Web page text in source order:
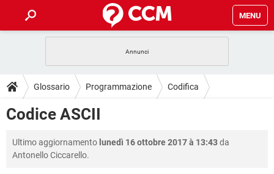
MENU
INTRATTENIMENTO ANDROID
iOS
TIKTOK
GUIDE
COVID-19 GAMING
INTRATTENIMENTO
iOS WINDOWS 10
DOWNLOAD
INTRATTENIMENTO
FORUM
Glossario Programmazione Codifica
Codice ASCII
Ultimo aggiornamento lunedì 16 ottobre 2017 à 13:43da
Antonello Ciccarello.